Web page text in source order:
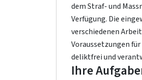
dem Straf- und
Verfügung. Die
verschiedenen
Voraussetzungen
deliktfrei und
Ihre